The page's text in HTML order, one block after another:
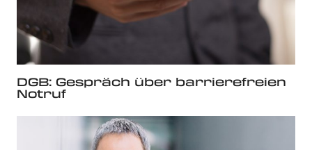
DGB: Gespräch über barrierefreien
Notruf